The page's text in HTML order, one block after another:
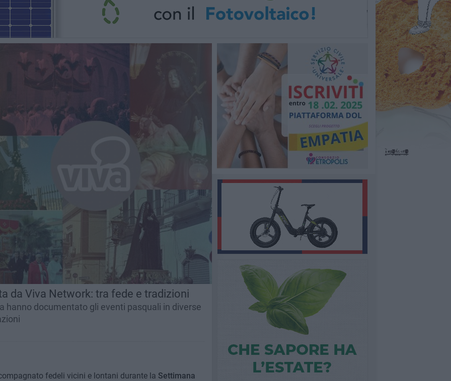
da Viva Network: tra fede e tradizioni
hanno documentato gli eventi pasquali in diverse
fedeli vicini e lontani durante la Settimana